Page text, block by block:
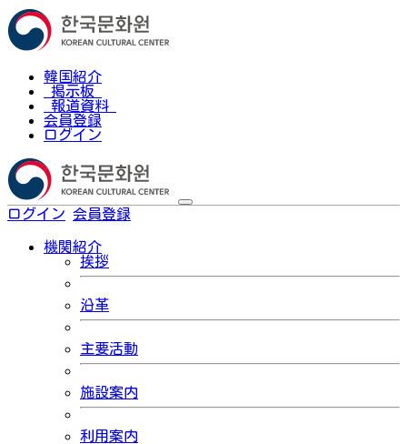
韓国紹介
掲示板
報道資料
会員登録
ログイン
ログイン 会員登録
機関紹介
挨拶
沿革
主要活動
施設案内
利用案内